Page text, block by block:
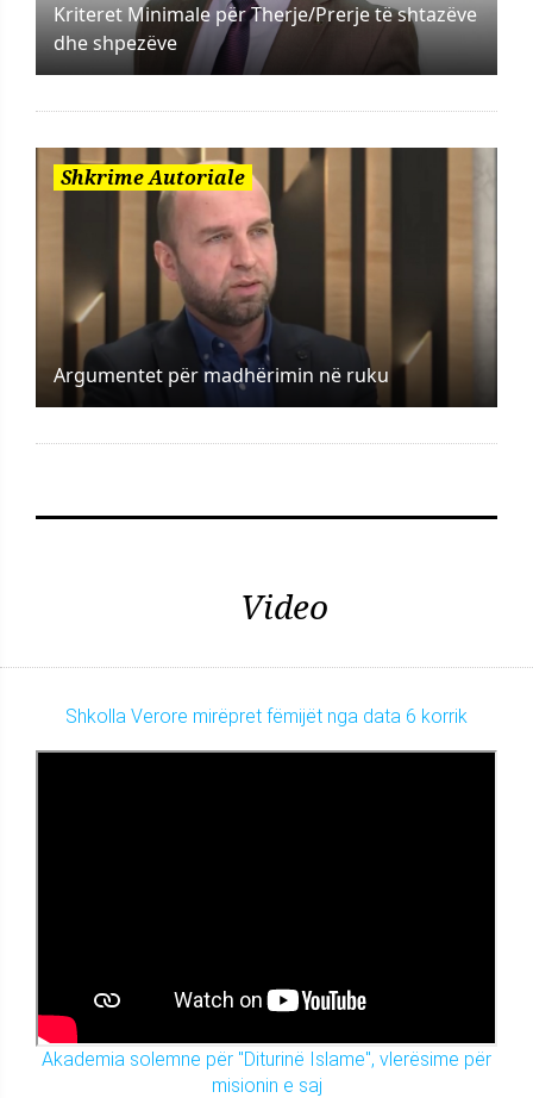
Kriteret Minimale për Therje/Prerje të shtazëve
dhe shpezëve
Shkrime Autoriale
Argumentet për madhërimin në ruku
Video
Shkolla Verore mirëpret fëmijët nga data 6 korrik
Akademia solemne për "Diturinë Islame", vlerësime për
misionin e saj